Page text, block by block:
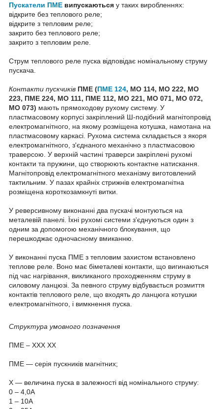
Пускатели ПМЕ випускаються у таких виробленнях:
відкрите без теплового реле;
відкрите з тепловим реле;
закрито без теплового реле;
закрито з тепловим реле.
Струм теплового реле пуска відповідає номінальному струму
пускача.
Контакти пускчиків ПМЕ (ПМЕ 124, МО 114, МО 222, МО
223, ПМЕ 224, МО 111, ПМЕ 112, МО 221, МО 071, МО 072,
МО 073) мають прямоходову рухому систему. У
пластмасовому корпусі закріплений Ш-подібний магнітопровід
електромагнітного, на якому розміщена котушка, намотана на
пластмасовому каркасі. Рухома система складається з якоря
електромагнітного, з'єднаного механічно з пластмасовою
траверсою. У верхній частині траверси закріплені рухомі
контакти та пружини, що створюють контактне натискання.
Магнітопровід електромагнітного механізму виготовлений
тактильним. У пазах крайніх стрижнів електромагнітна
розміщена короткозамкнуті витки.
У реверсивному виконанні два пускачі монтуються на
металевій панелі. Їхні рухомі системи з'єднуються один з
одним за допомогою механічного блокування, що
перешкоджає одночасному вмиканню.
У виконанні пуска ПМЕ з тепловим захистом встановлено
теплове реле. Воно має біметалеві контакти, що вигинаються
під час нагрівання, викликаного проходженням струму в
силовому ланцюзі. За певного струму відбувається розмиття
контактів теплового реле, що входять до ланцюга котушки
електромагнітного, і вимкнення пуска.
Структура умовного позначення
ПМЕ – ХХХ ХХ
ПМЕ — серія пускників магнітних;
X — величина пуска в залежності від номінального струму:
0 – 4,0А
1 – 10А